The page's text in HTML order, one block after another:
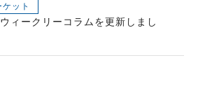
ケット
ィークリーコラムを更新しまし